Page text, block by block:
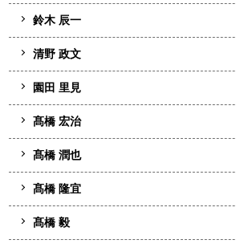
鈴木 辰一
清野 政文
園田 里見
髙橋 宏治
髙橋 潤也
髙橋 隆宜
髙橋 毅